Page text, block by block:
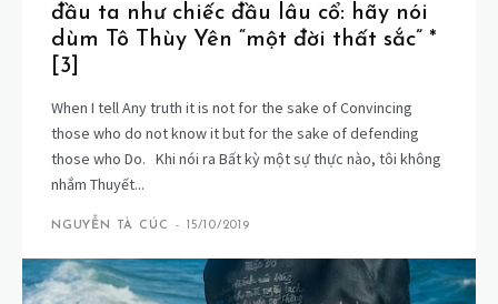
đầu ta như chiếc đầu lâu cổ: hãy nói
dùm Tô Thùy Yên “một đời thất sắc” *
[3]
When I tell Any truth it is not for the sake of Convincing
those who do not know it but for the sake of defending
those who Do. Khi nói ra Bất kỳ một sự thực nào, tôi không
nhắm Thuyết...
NGUYỄN TÀ CÚC - 15/10/2019